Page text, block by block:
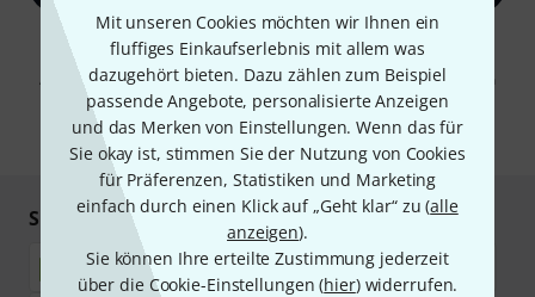
Mit unseren Cookies möchten wir Ihnen ein
fluffiges Einkaufserlebnis mit allem was
dazugehört bieten. Dazu zählen zum Beispiel
passende Angebote, personalisierte Anzeigen
und das Merken von Einstellungen. Wenn das für
Sie okay ist, stimmen Sie der Nutzung von Cookies
für Präferenzen, Statistiken und Marketing
einfach durch einen Klick auf „Geht klar“ zu (alle
anzeigen).
Sie können Ihre erteilte Zustimmung jederzeit
über die Cookie-Einstellungen (hier) widerrufen.
Mit Klick auf „Jetzt anmelden“ stimmen Sie dem Erhalt von E-Mail-
Werbung und einer Messung des E-Mail-Nutzungsverhaltens zu. Die
Abmeldung ist jederzeit möglich. Weitere Informationen finden Sie in
unserenDatenschutzhinweisen.
* Pflichtfeld
Sicher einkaufen & bezahlen